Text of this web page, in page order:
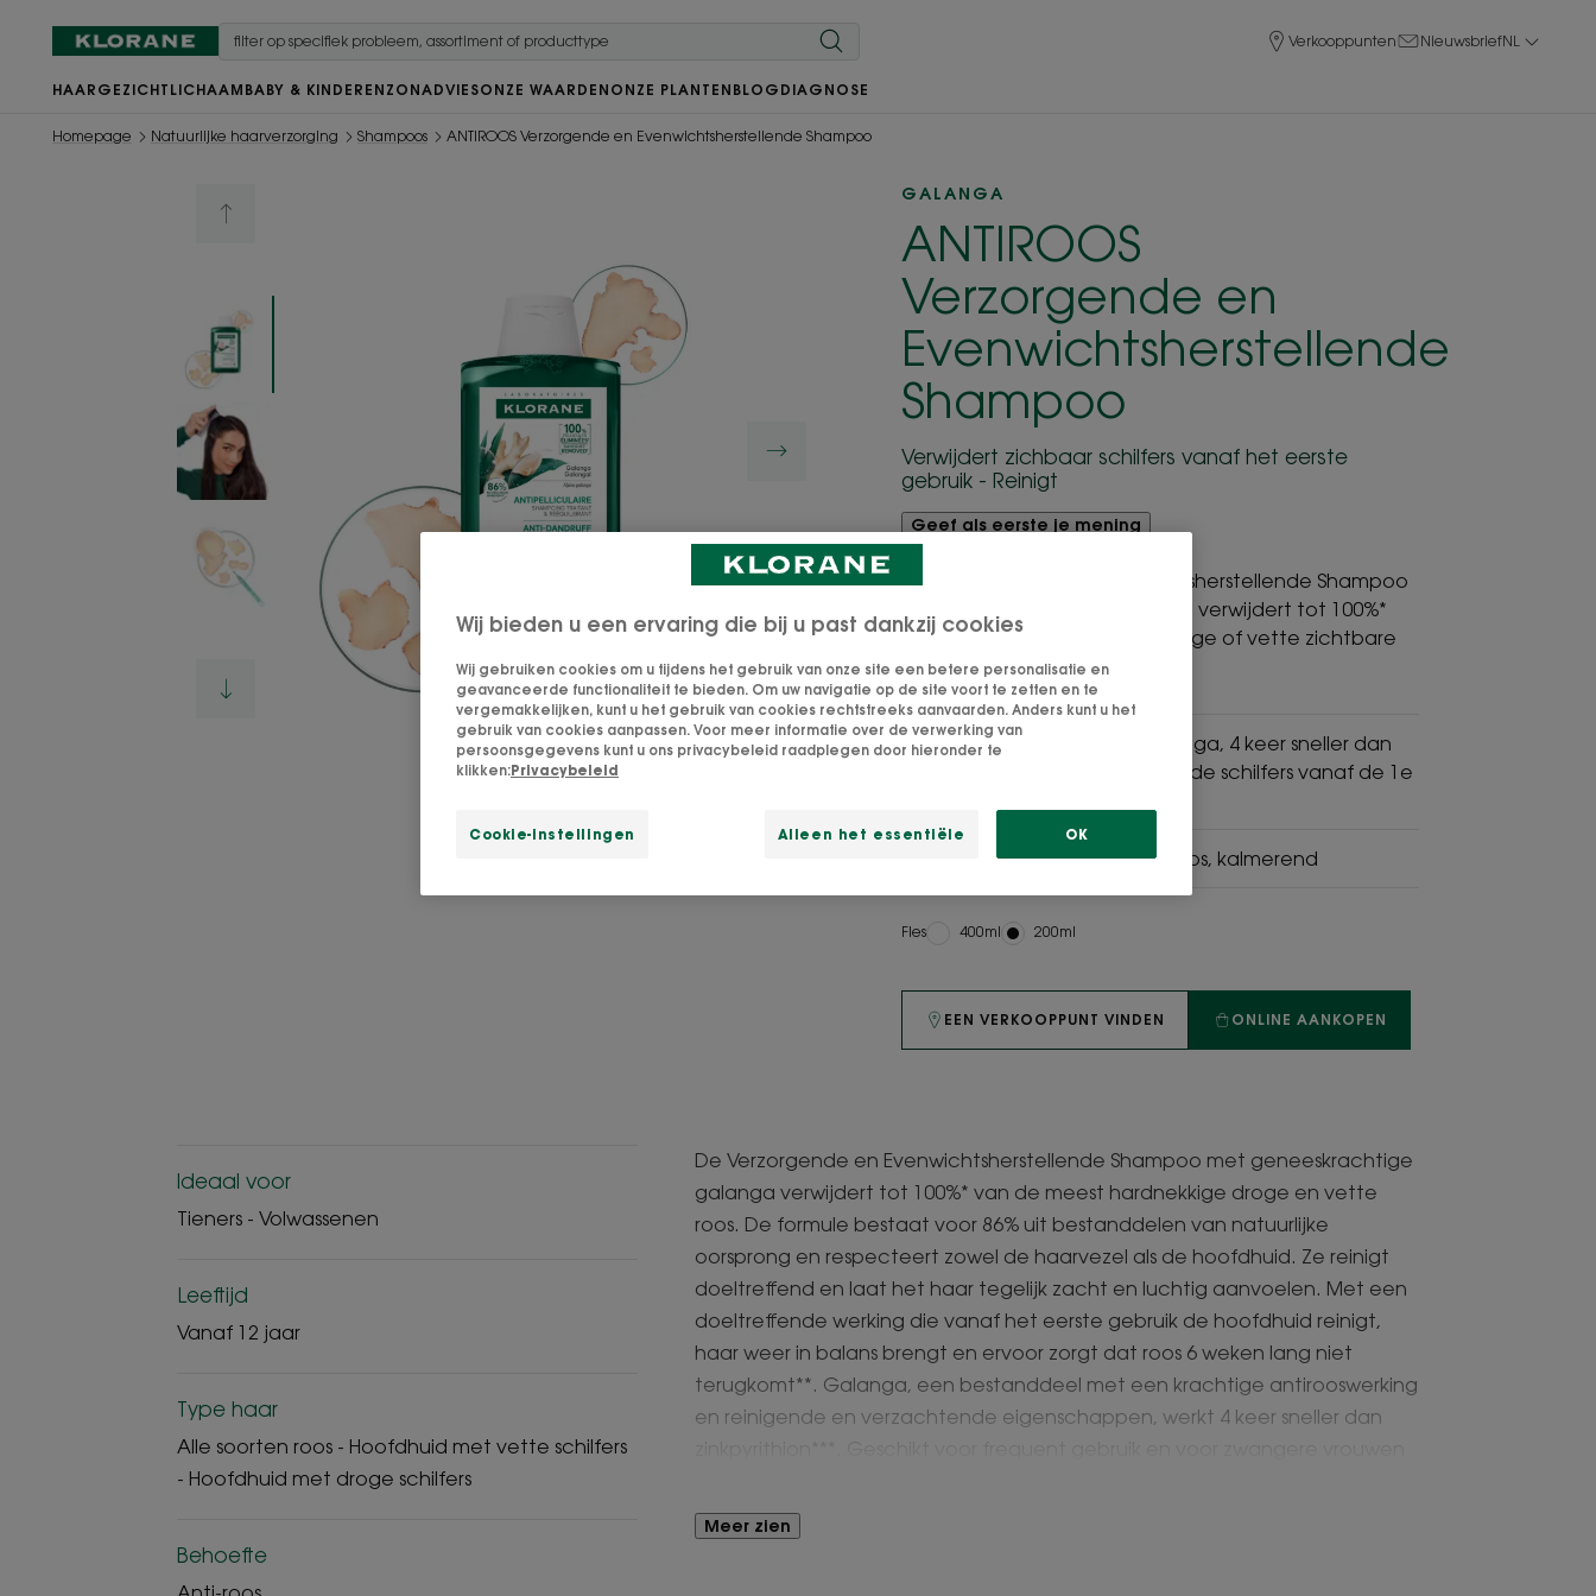
Verkooppunten NieuwsbriefNL
HAAR GEZICHT LICHAAM BABY & KINDEREN ZONADVIESONZE WAARDEN ONZE PLANTEN BLOG DIAGNOSE
Homepage Natuurlijke haarverzorging Shampoos ANTIROOS Verzorgende en Evenwichtsherstellende Shampoo
GALANGA
ANTIROOS
Verzorgende en
Evenwichtsherstellende
Shampoo
Verwijdert zichbaar schilfers vanaf het eerste
gebruik - Reinigt
Geef als eerste je mening
De Verzorgende en Evenwichtsherstellende Shampoo
met geneeskrachtige galanga verwijdert tot 100%*
van de meest hardnekkige droge of vette zichtbare
roos.
Op basis van medicinale Galanga, 4 keer sneller dan
Zinkpyrithion*** om 100% * van de schilfers vanaf de 1e
Reinigend, verzorgend, anti-roos, kalmerend
Fles Fles
400ml Fles
200ml
EEN VERKOOPPUNT VINDEN ONLINE AANKOPEN
Ideaal voor
Tieners - Volwassenen
Leeftijd
Vanaf 12 jaar
Type haar
Alle soorten roos - Hoofdhuid met vette schilfers
- Hoofdhuid met droge schilfers
Behoefte
De Verzorgende en Evenwichtsherstellende Shampoo met geneeskrachtige
galanga verwijdert tot 100%* van de meest hardnekkige droge en vette
roos. De formule bestaat voor 86% uit bestanddelen van natuurlijke
oorsprong en respecteert zowel de haarvezel als de hoofdhuid. Ze reinigt
doeltreffend en laat het haar tegelijk zacht en luchtig aanvoelen. Met een
doeltreffende werking die vanaf het eerste gebruik de hoofdhuid reinigt,
haar weer in balans brengt en ervoor zorgt dat roos 6 weken lang niet
terugkomt**. Galanga, een bestanddeel met een krachtige antirooswerking
en reinigende en verzachtende eigenschappen, werkt 4 keer sneller dan
Meer zien
Wij bieden u een ervaring die bij u past dankzij cookies
Wij gebruiken cookies om u tijdens het gebruik van onze site een betere personalisatie en
geavanceerde functionaliteit te bieden. Om uw navigatie op de site voort te zetten en te
vergemakkelijken, kunt u het gebruik van cookies rechtstreeks aanvaarden. Anders kunt u het
gebruik van cookies aanpassen. Voor meer informatie over de verwerking van
persoonsgegevens kunt u ons privacybeleid raadplegen door hieronder te
klikken:Privacybeleid
Cookie-instellingen Alleen het essentiële OK